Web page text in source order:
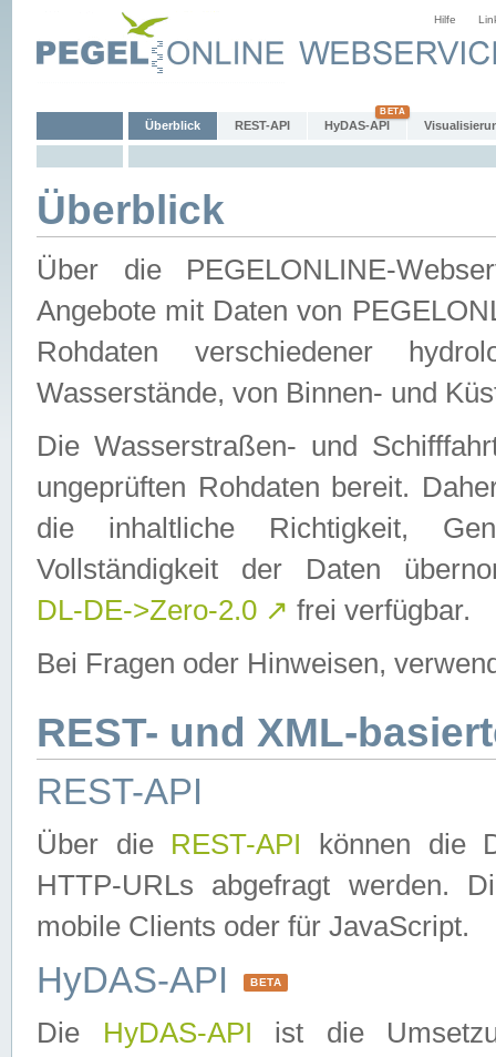
Hilfe
Überblick REST-API HyDAS-API
Überblick
Über die PEGELONLINE-
Angebote mit Daten von
Rohdaten verschiedener
Wasserstände, von Binnen- und
Die Wasserstraßen- und
ungeprüften Rohdaten bereit.
die inhaltliche Richtigkeit,
Vollständigkeit der Daten
DL-DE->Zero-2.0 ↗ frei verfügbar.
Bei Fragen oder Hinweisen,
REST- und XML-
REST-API
Über die REST-API können die
HTTP-URLs abgefragt werden.
mobile Clients oder für JavaScript.
HyDAS-API BETA
Die HyDAS-API ist die